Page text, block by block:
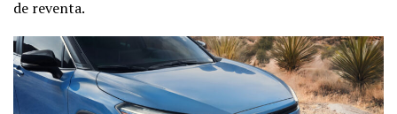
de reventa.